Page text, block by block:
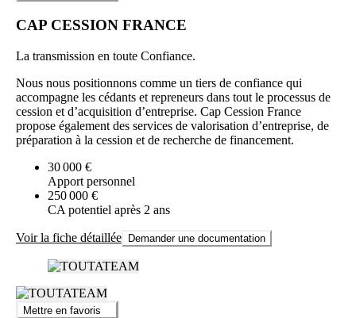
CAP CESSION FRANCE
La transmission en toute Confiance.
Nous nous positionnons comme un tiers de confiance qui
accompagne les cédants et repreneurs dans tout le processus de
cession et d’acquisition d’entreprise. Cap Cession France
propose également des services de valorisation d’entreprise, de
préparation à la cession et de recherche de financement.
30 000 €
Apport personnel
250 000 €
CA potentiel après 2 ans
Voir la fiche détaillée Demander une documentation
Mettre en favoris